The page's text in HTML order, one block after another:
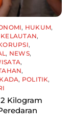
, HUKUM,
KELAUTAN,
,
, NEWS,
,
,
, POLITIK,
Kilogram